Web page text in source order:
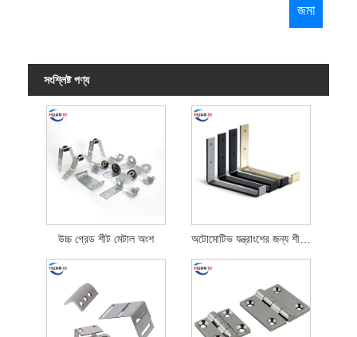
সংশ্লিষ্ট পণ্য
উচ্চ গ্রেড শীট মেটাল অংশ অটোমোটিভ যন্ত্রাংশের জন্য শীট মেটাল ফ্যাব্রিকেশন